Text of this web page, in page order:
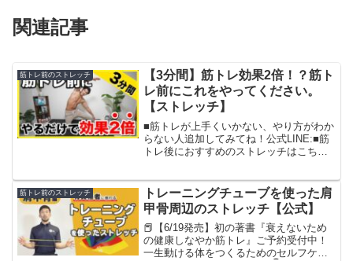
関連記事
筋トレ前のストレッチ
【3分間】筋トレ効果2倍！？筋ト
レ前にこれをやってください。
【ストレッチ】
■筋トレが上手くいかない、やり方がわか
らない人追加してみてね！公式LINE:■筋
トレ後におすすめのストレッチはこちら
ー🟡1.腹筋を伸ばす動作2.猫のポーズ3.横
腹...
筋トレ前のストレッチ
トレーニングチューブを使った肩
甲骨周辺のストレッチ【公式】
📕【6/19発売】初の著書『衰えないため
の健康しなやか筋トレ』ご予約受付中！
一生動ける体をつくるためのセルフケア